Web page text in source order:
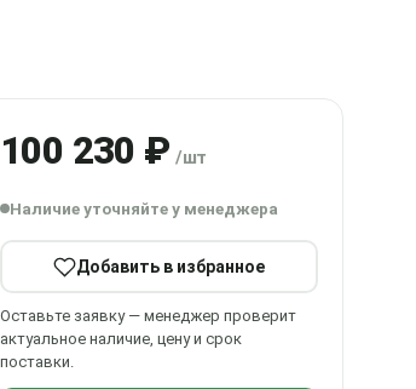
100 230 ₽ /шт
Наличие уточняйте у менеджера
Добавить в избранное
Оставьте заявку — менеджер проверит
актуальное наличие, цену и срок
поставки.